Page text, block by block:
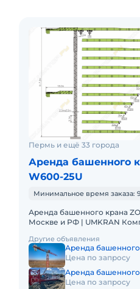
Пермь и ещё 33 города
Аренда башенного
W600-25U
Минимальное время заказа:
Аренда башенного крана
Москве и РФ | UMKRAN
ZOOMLION W600-25U
Другие объявления
Аренда башенного
Цена по запросу
Аренда башенного
Цена по запросу